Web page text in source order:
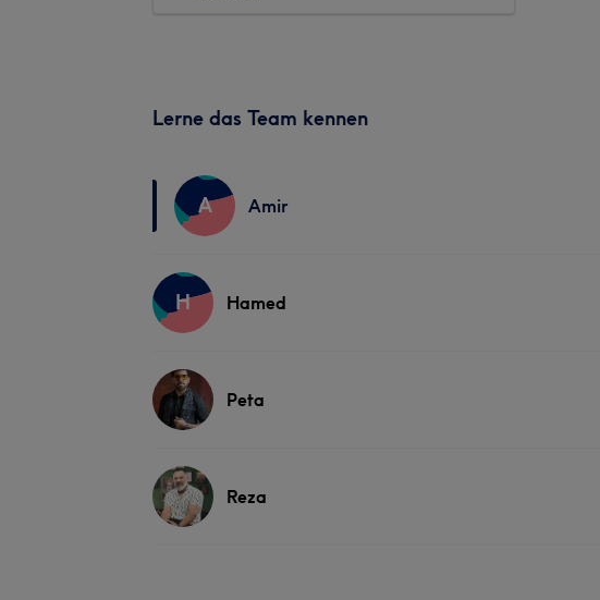
Lerne das Team kennen
A Amir
H Hamed
Peta
Reza